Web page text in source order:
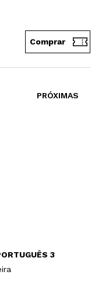
Comprar
PRÓXIMAS
3